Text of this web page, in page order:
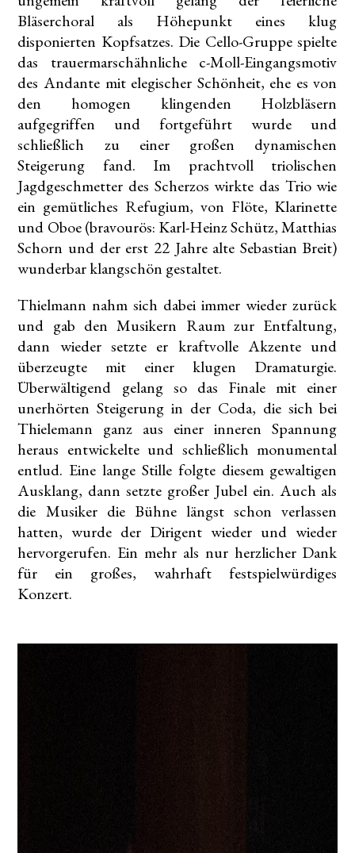
Bläserchoral als Höhepunkt eines klug
disponierten Kopfsatzes. Die Cello-Gruppe spielte
das trauermarschähnliche c-Moll-Eingangsmotiv
des Andante mit elegischer Schönheit, ehe es von
den homogen klingenden Holzbläsern
aufgegriffen und fortgeführt wurde und
schließlich zu einer großen dynamischen
Steigerung fand. Im prachtvoll triolischen
Jagdgeschmetter des Scherzos wirkte das Trio wie
ein gemütliches Refugium, von Flöte, Klarinette
und Oboe (bravourös: Karl-Heinz Schütz, Matthias
Schorn und der erst 22 Jahre alte Sebastian Breit)
wunderbar klangschön gestaltet.
Thielmann nahm sich dabei immer wieder zurück
und gab den Musikern Raum zur Entfaltung,
dann wieder setzte er kraftvolle Akzente und
überzeugte mit einer klugen Dramaturgie.
Überwältigend gelang so das Finale mit einer
unerhörten Steigerung in der Coda, die sich bei
Thielemann ganz aus einer inneren Spannung
heraus entwickelte und schließlich monumental
entlud. Eine lange Stille folgte diesem gewaltigen
Ausklang, dann setzte großer Jubel ein. Auch als
die Musiker die Bühne längst schon verlassen
hatten, wurde der Dirigent wieder und wieder
hervorgerufen. Ein mehr als nur herzlicher Dank
für ein großes, wahrhaft festspielwürdiges
Konzert.